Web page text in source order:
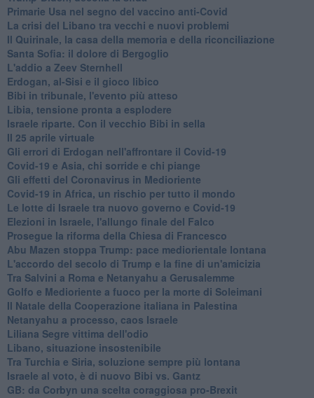
Primarie Usa nel segno del vaccino anti-Covid
La crisi del Libano tra vecchi e nuovi problemi
Il Quirinale, la casa della memoria e della riconciliazione
Santa Sofia: il dolore di Bergoglio
L'addio a ​Zeev Sternhell
Erdogan, al-Sisi e il gioco libico
Bibi in tribunale, l'evento più atteso
Libia, tensione pronta a esplodere
Israele riparte. Con il vecchio Bibi in sella
Il 25 aprile virtuale
Gli errori di Erdogan nell'affrontare il Covid-19
Covid-19 e Asia, chi sorride e chi piange
Gli effetti del Coronavirus in Medioriente
Covid-19 in Africa, un rischio per tutto il mondo
Le lotte di Israele tra nuovo governo e Covid-19
Elezioni in Israele, l'allungo finale del Falco
Prosegue la riforma della Chiesa di Francesco
Abu Mazen stoppa Trump: pace mediorientale lontana
L'accordo del secolo di Trump e la fine di un'amicizia
Tra Salvini a Roma e Netanyahu a Gerusalemme
Golfo e Medioriente a fuoco per la morte di Soleimani
Il Natale della Cooperazione italiana in Palestina
Netanyahu a processo, caos Israele
Liliana Segre vittima dell'odio
Libano, situazione insostenibile
Tra Turchia e Siria, soluzione sempre più lontana
Israele al voto, è di nuovo Bibi vs. Gantz
GB: da Corbyn una scelta coraggiosa pro-Brexit